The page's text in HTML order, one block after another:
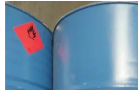
Không chồng 2 pallet khi lưu trữ
Tuân thủ nguyên tắc nhập trước, xuất trước
Nơi Cung Cấp Hạt Nhựa EVA EA28150:
Hạt nhựa EVA EA28150 luôn có sẵn tại kho của
S PLUX CHEMICAL COMPANY LIMITED